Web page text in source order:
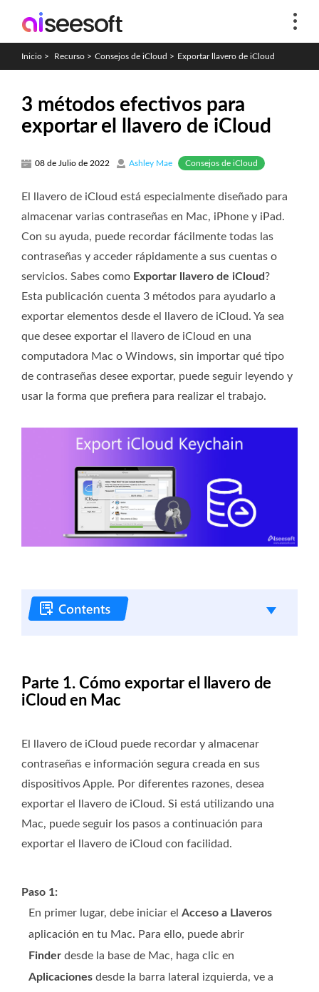
Inicio > Recurso > Consejos de iCloud > Exportar llavero de iCloud
3 métodos efectivos para
exportar el llavero de iCloud
08 de Julio de 2022 Ashley Mae Consejos de iCloud
El llavero de iCloud está especialmente diseñado para
almacenar varias contraseñas en Mac, iPhone y iPad.
Con su ayuda, puede recordar fácilmente todas las
contraseñas y acceder rápidamente a sus cuentas o
servicios. Sabes como Exportar llavero de iCloud ?
Esta publicación cuenta 3 métodos para ayudarlo a
exportar elementos desde el llavero de iCloud. Ya sea
que desee exportar el llavero de iCloud en una
computadora Mac o Windows, sin importar qué tipo
de contraseñas desee exportar, puede seguir leyendo y
usar la forma que prefiera para realizar el trabajo.
Parte 1. Cómo exportar el llavero de
iCloud en Mac
El llavero de iCloud puede recordar y almacenar
contraseñas e información segura creada en sus
dispositivos Apple. Por diferentes razones, desea
exportar el llavero de iCloud. Si está utilizando una
Mac, puede seguir los pasos a continuación para
exportar el llavero de iCloud con facilidad.
Paso 1:
En primer lugar, debe iniciar el Acceso a Llaveros
aplicación en tu Mac. Para ello, puede abrir
Finder desde la base de Mac, haga clic en
Aplicaciones desde la barra lateral izquierda, ve a